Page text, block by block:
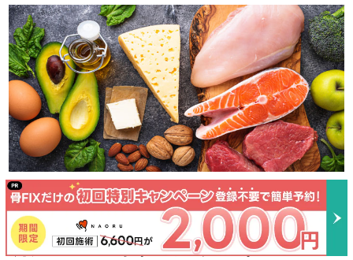
これから食事制限を始めようとしている方に向けて、おす
すめの食材や摂取を控えるべき食材を紹介します。
今後のダイエットの参考になれば幸いです。